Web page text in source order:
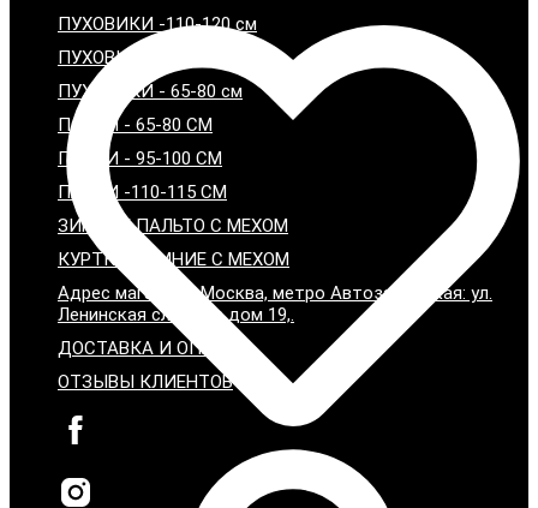
ПУХОВИКИ -110-120 см
ПУХОВИКИ - 95-100 см
ПУХОВИКИ - 65-80 см
ПАРКИ - 65-80 СМ
ПАРКИ - 95-100 СМ
ПАРКИ -110-115 СМ
ЗИМНИЕ ПАЛЬТО С МЕХОМ
КУРТКИ ЗИМНИЕ С МЕХОМ
Адрес магазина: Москва, метро Автозаводская: ул.
Ленинская слобода дом 19,.
ДОСТАВКА И ОПЛАТА
ОТЗЫВЫ КЛИЕНТОВ